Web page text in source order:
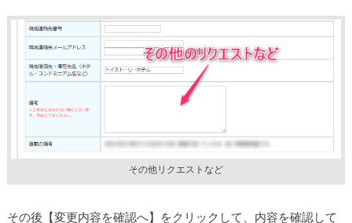
その他リクエストなど
その後【変更内容を確認へ】をクリックして、内容を確認して